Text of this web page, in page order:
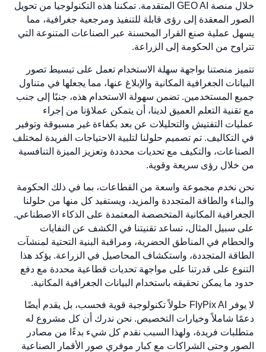
خلال منصة GEO AI المتقدمة. تمكننا هذه التكنولوجيا من تحويل
الصور المعقدة إلى رؤى قابلة للتنفيذ ومرجعية جغرافية، مما
يسهل عملية صنع القرار المحسنة عبر الصناعات المتنوعة التي
تتراوح من الحكومة إلى الزراعة.
تتميز منصتنا بواجهة سهلة الاستخدام تعمل على تبسيط تصور
البيانات الجغرافية المكانية والإبلاغ عنها، مما يجعلها في متناول
جميع المستخدمين. تضمن سهولة الاستخدام هذه، جنبًا إلى جنب
مع تقنية التعلم العميق لدينا، أن يتمكن عملاؤنا من إجراء
عمليات التفتيش والتحليلات عن بعد بكفاءة غير مسبوقة وتوفير
في التكاليف. تم تصميم حلولنا لتلبية الاحتياجات الفريدة لمختلف
الصناعات، والتكيف مع تحديات محددة وتعزيز الميزة التنافسية
من خلال رؤى سريعة وقوية.
نحن نخدم مجموعة واسعة من القطاعات، بما في ذلك الحكومة
والبناء والطاقة المتجددة والمزيد، ويستفيد كل منها من حلولنا
الجغرافية المكانية المتخصصة المعتمدة على الذكاء الاصطناعي.
على سبيل المثال، تساعد تقنيتنا في الكشف عن النفايات
والحطام في المناطق الحضرية، ومراقبة البنية التحتية لمنشآت
الطاقة المتجددة، واستكشاف المحاصيل في الزراعة. يؤكد هذا
التنوع على قدرتنا على مواجهة تحديات قطاعية محددة مع دفع
حدود ما يمكن تحقيقه باستخدام البيانات الجغرافية المكانية.
لا يوفر FlyPix AI حلولاً تكنولوجية قوية فحسب، بل يقدم أيضًا
دعمًا شاملاً وخيارات التخصيص. نحن ندرك أن كل مشروع له
متطلبات فريدة، ولهذا السبب نقدم كل شيء بدءًا من مصادر
الصور وحتى الشراكات مع كبار موفري صور الأقمار الصناعية